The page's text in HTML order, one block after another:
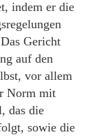
indem er die
Gericht
auf den
vor allem
Norm mit
das die
sowie die